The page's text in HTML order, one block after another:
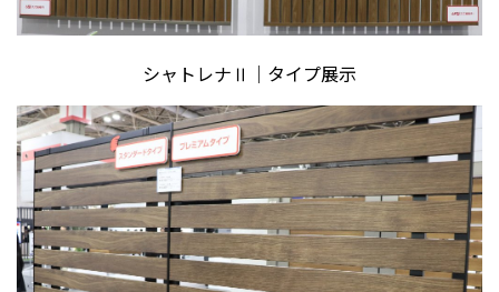
シャトレナⅡ｜タイプ展示